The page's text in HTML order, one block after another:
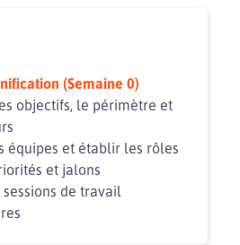
(Semaine 0)
objectifs, le périmètre et
équipes et établir les rôles
et jalons
de travail